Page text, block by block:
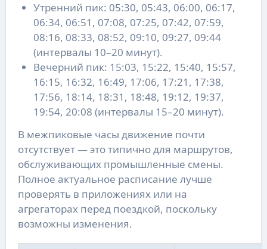
Утренний пик: 05:30, 05:43, 06:00, 06:17,
06:34, 06:51, 07:08, 07:25, 07:42, 07:59,
08:16, 08:33, 08:52, 09:10, 09:27, 09:44
(интервалы 10–20 минут).
Вечерний пик: 15:03, 15:22, 15:40, 15:57,
16:15, 16:32, 16:49, 17:06, 17:21, 17:38,
17:56, 18:14, 18:31, 18:48, 19:12, 19:37,
19:54, 20:08 (интервалы 15–20 минут).
В межпиковые часы движение почти
отсутствует — это типично для маршрутов,
обслуживающих промышленные смены.
Полное актуальное расписание лучше
проверять в приложениях или на
агрегаторах перед поездкой, поскольку
возможны изменения.